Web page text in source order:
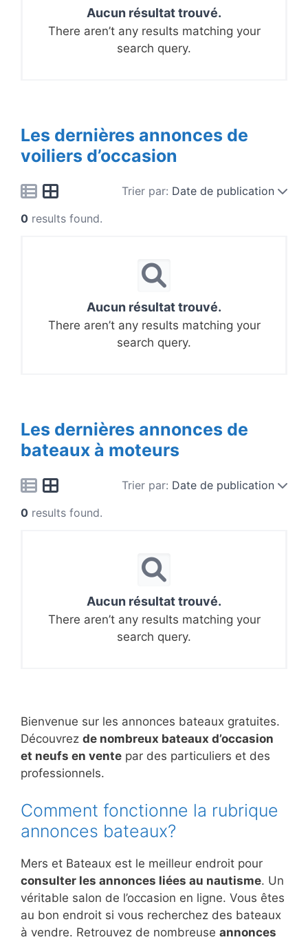
Aucun résultat trouvé.
There aren’t any results matching your
search query.
Les dernières annonces de
voiliers d’occasion
Trier par: Date de publication
0 results found.
Aucun résultat trouvé.
There aren’t any results matching your
search query.
Les dernières annonces de
bateaux à moteurs
Trier par: Date de publication
0 results found.
Aucun résultat trouvé.
There aren’t any results matching your
search query.
Bienvenue sur les annonces bateaux gratuites.
Découvrez de nombreux bateaux d’occasion
et neufs en vente par des particuliers et des
professionnels.
Comment fonctionne la rubrique
annonces bateaux?
Mers et Bateaux est le meilleur endroit pour
consulter les annonces liées au nautisme. Un
véritable salon de l’occasion en ligne. Vous êtes
au bon endroit si vous recherchez des bateaux
à vendre. Retrouvez de nombreuse annonces